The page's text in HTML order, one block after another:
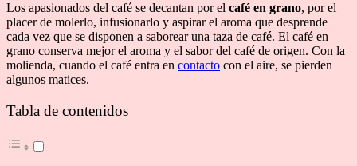
Los apasionados del café se decantan por el café en grano, por el
placer de molerlo, infusionarlo y aspirar el aroma que desprende
cada vez que se disponen a saborear una taza de café. El café en
grano conserva mejor el aroma y el sabor del café de origen. Con la
molienda, cuando el café entra en contacto con el aire, se pierden
algunos matices.
Tabla de contenidos